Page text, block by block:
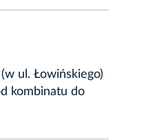
ul. Łowińskiego)
kombinatu do